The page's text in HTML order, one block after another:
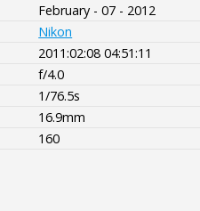
February - 07 - 2012
Nikon
2011:02:08 04:51:11
f/4.0
1/76.5s
16.9mm
160